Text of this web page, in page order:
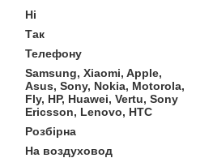
Ні
Так
Телефону
Samsung, Xiaomi, Apple,
Asus, Sony, Nokia, Motorola,
Fly, HP, Huawei, Vertu, Sony
Ericsson, Lenovo, HTC
Розбірна
На воздуховод